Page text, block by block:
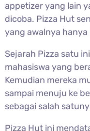
appetizer yang lain
dicoba. Pizza Hut
yang awalnya
Sejarah Pizza satu
mahasiswa yang
Kemudian mereka
sampai menuju ke
sebagai salah
Pizza Hut ini